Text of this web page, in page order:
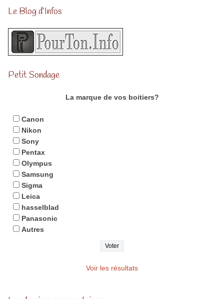
Le Blog d’Infos
Petit Sondage
La marque de vos boitiers?
Canon
Nikon
Sony
Pentax
Olympus
Samsung
Sigma
Leica
hasselblad
Panasonic
Autres
Voir les résultats